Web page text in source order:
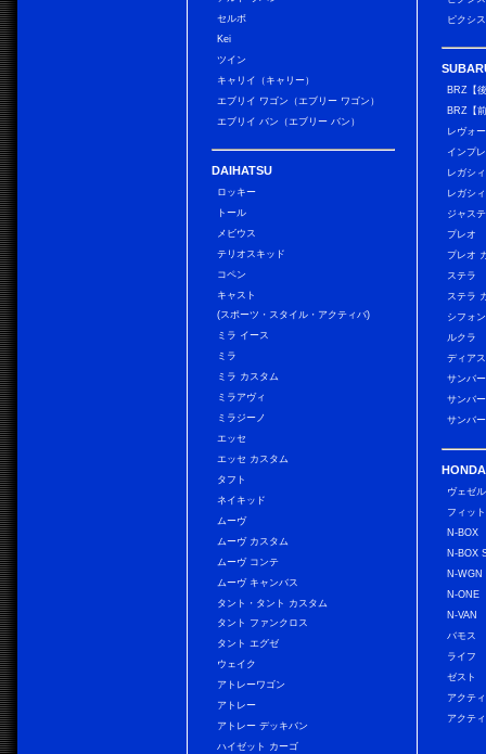
セルボ
Kei
ツイン
キャリイ（キャリー）
エブリイ ワゴン（エブリー ワゴン）
エブリイ バン（エブリー バン）
DAIHATSU
ロッキー
トール
メビウス
テリオスキッド
コペン
キャスト
(スポーツ・スタイル・アクティバ)
ミラ イース
ミラ
ミラ カスタム
ミラアヴィ
ミラジーノ
エッセ
エッセ カスタム
タフト
ネイキッド
ムーヴ
ムーヴ カスタム
ムーヴ コンテ
ムーヴ キャンバス
タント・タント カスタム
タント ファンクロス
タント エグゼ
ウェイク
アトレーワゴン
アトレー
アトレー デッキバン
ハイゼット カーゴ
ピクシ
BRZ【
BRZ【
レヴォ
インプ
レガシ
レガシ
ジャス
プレオ
プレオ
ステラ
ステラ
シフォ
ルクラ
ディア
サンバ
サンバ
サンバ
HONDA
ヴェゼル
フィット
N-BOX
N-BOX
N-WGN
N-ONE
N-VAN
バモス
ライフ
ゼスト
アクテ
アクテ